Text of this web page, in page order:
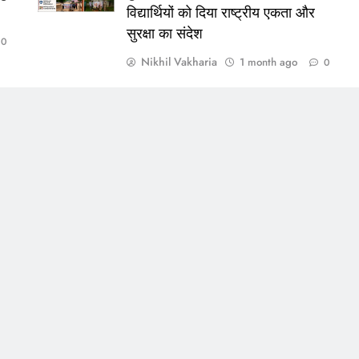
0
विद्यार्थियों को दिया राष्ट्रीय एकता और
सुरक्षा का संदेश
Nikhil Vakharia 1 month ago 0